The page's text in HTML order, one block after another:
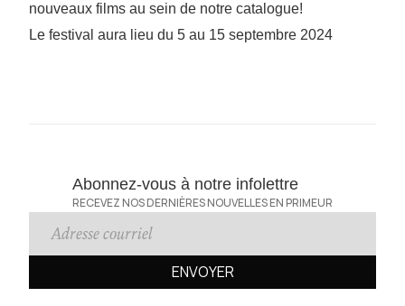
nouveaux films au sein de notre catalogue!
Le festival aura lieu du 5 au 15 septembre 2024
Abonnez-vous à notre infolettre
RECEVEZ NOS DERNIÈRES NOUVELLES EN PRIMEUR